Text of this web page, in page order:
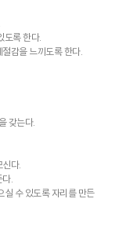
도록 한다.
감을 느끼도록 한다.
갖는다.
다.
.
수 있도록 자리를 만든